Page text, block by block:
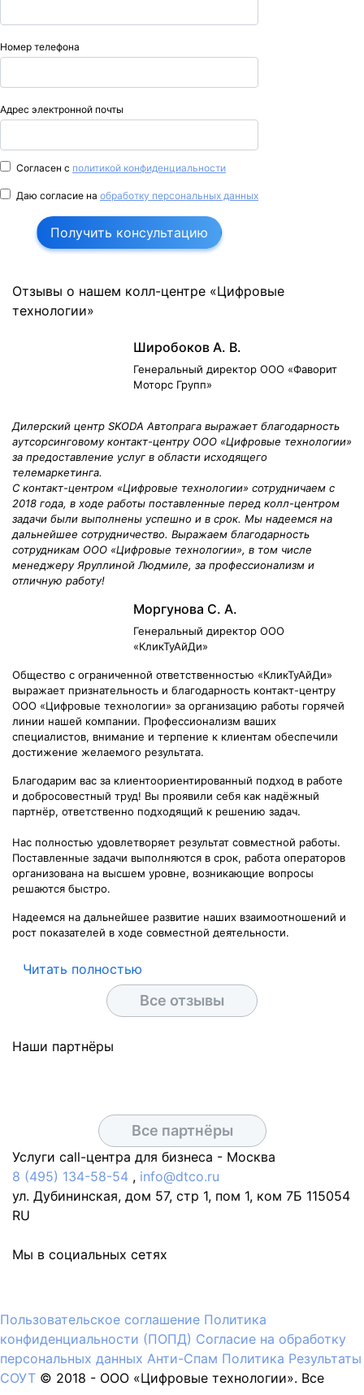
Номер телефона
Адрес электронной почты
Согласен с политикой конфиденциальности
Даю согласие на обработку персональных данных
Получить консультацию
Отзывы о нашем колл-центре «Цифровые
технологии»
Широбоков А. В.
Генеральный директор ООО «Фаворит
Моторс Групп»
Дилерский центр SKODA Автопрага выражает благодарность
аутсорсинговому контакт-центру ООО «Цифровые технологии»
за предоставление услуг в области исходящего
телемаркетинга.
С контакт-центром «Цифровые технологии» сотрудничаем с
2018 года, в ходе работы поставленные перед колл-центром
задачи были выполнены успешно и в срок. Мы надеемся на
дальнейшее сотрудничество. Выражаем благодарность
сотрудникам ООО «Цифровые технологии», в том числе
менеджеру Яруллиной Людмиле, за профессионализм и
отличную работу!
Моргунова С. А.
Генеральный директор ООО
«КликТуАйДи»
Общество с ограниченной ответственностью «КликТуАйДи»
выражает признательность и благодарность контакт-центру
ООО «Цифровые технологии» за организацию работы горячей
линии нашей компании. Профессионализм ваших
специалистов, внимание и терпение к клиентам обеспечили
достижение желаемого результата.
Благодарим вас за клиентоориентированный подход в работе
и добросовестный труд! Вы проявили себя как надёжный
партнёр, ответственно подходящий к решению задач.
Нас полностью удовлетворяет результат совместной работы.
Поставленные задачи выполняются в срок, работа операторов
организована на высшем уровне, возникающие вопросы
решаются быстро.
Надеемся на дальнейшее развитие наших взаимоотношений и
рост показателей в ходе совместной деятельности.
Читать полностью
Все отзывы
Наши партнёры
Все партнёры
Услуги call-центра для бизнеса - Москва
8 (495) 134-58-54 , info@dtco.ru
ул. Дубининская, дом 57, стр 1, пом 1, ком 7Б 115054
RU
Мы в социальных сетях
Пользовательское соглашение Политика
конфиденциальности (ПОПД) Согласие на обработку
персональных данных Анти-Спам Политика Результаты
СОУТ © 2018 - OOO «Цифровые технологии». Все